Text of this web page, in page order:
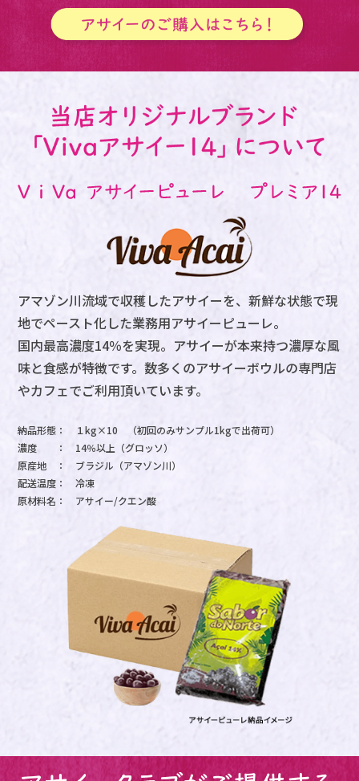
アマゾン川流域で収穫したアサイーを、新鮮な状態で現
地でペースト化した業務用アサイーピューレ。
国内最高濃度14％を実現。アサイーが本来持つ濃厚な風
味と食感が特徴です。数多くのアサイーボウルの専門店
やカフェでご利用頂いています。
納品形態：
１kg×10 （初回のみサンプル1kgで出荷可）
濃度 ：
14％以上（グロッソ）
原産地 ：
ブラジル（アマゾン川）
配送温度：
冷凍
原材料名：
アサイー/クエン酸